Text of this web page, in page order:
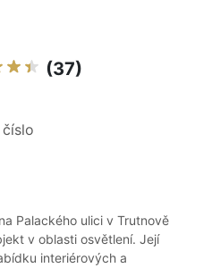
(37)
Palackého ulici v Trutnově
v oblasti osvětlení. Její
interiérových a